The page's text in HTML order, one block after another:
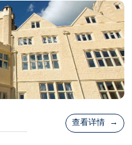
查看详情 →